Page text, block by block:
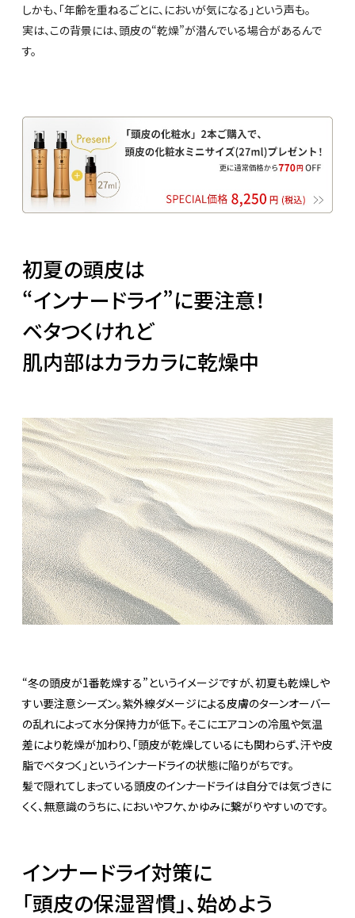
しかも、「年齢を重ねるごとに、においが気になる」という声も。
実は、この背景には、頭皮の“乾燥”が潜んでいる場合があるんで
す。
初夏の頭皮は
“インナードライ”に要注意！
ベタつくけれど
肌内部はカラカラに乾燥中
“冬の頭皮が1番乾燥する”というイメージですが、初夏も乾燥しや
すい要注意シーズン。紫外線ダメージによる皮膚のターンオーバー
の乱れによって水分保持力が低下。そこにエアコンの冷風や気温
差により乾燥が加わり、「頭皮が乾燥しているにも関わらず、汗や皮
脂でベタつく」というインナードライの状態に陥りがちです。
髪で隠れてしまっている頭皮のインナードライは自分では気づきに
くく、無意識のうちに、においやフケ、かゆみに繋がりやすいのです。
インナードライ対策に
「頭皮の保湿習慣」、始めよう